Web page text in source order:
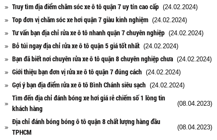
Truy tìm địa điểm chăm sóc xe ô tô quận 7 uy tín cao cấp (24.02.2024)
Top đơn vị chăm sóc xe hơi quận 7 giàu kinh nghiệm (24.02.2024)
Tư vấn bạn địa chỉ rửa xe ô tô nhanh quận 7 chuyên nghiệp (24.02.2024)
Bỏ túi ngay địa chỉ rửa xe ô tô quận 5 giá tốt nhất (24.02.2024)
Bạn đã biết nơi chuyên rửa xe ô tô quận 8 chuyên nghiệp chưa (24.02.2024)
Giới thiệu bạn đơn vị rửa xe ô tô quận 7 đúng cách (24.02.2024)
Gợi ý bạn địa điểm rửa xe ô tô Bình Chánh siêu sạch (24.02.2024)
Tìm đến địa chỉ đánh bóng xe hơi giá rẻ chiếm số 1 lòng tin
khách hàng
(08.04.2023)
Địa chỉ đánh bóng bóng ô tô quận 8 chất lượng hàng đầu
TPHCM
(08.04.2023)